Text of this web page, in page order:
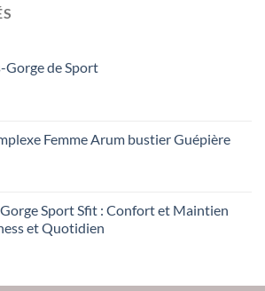
Gorge de Sport
Femme Arum bustier Guépière
Sport Sfit : Confort et Maintien
et Quotidien